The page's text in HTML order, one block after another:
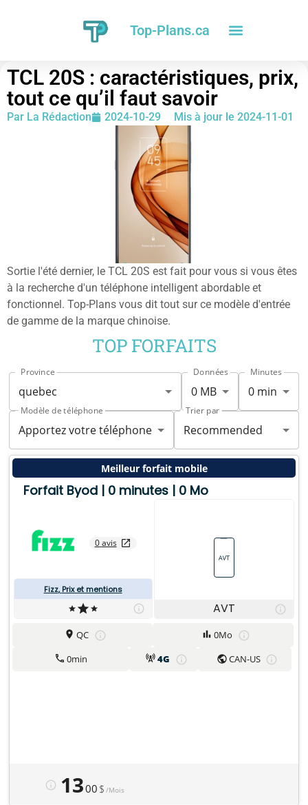
Top-Plans.ca
TCL 20S : caractéristiques, prix,
tout ce qu’il faut savoir
Par La Rédaction 2024-10-29 Mis à jour le 2024-11-01
Sortie l'été dernier, le TCL 20S est fait pour vous si vous êtes
à la recherche d'un téléphone intelligent abordable et
fonctionnel. Top-Plans vous dit tout sur ce modèle d'entrée
de gamme de la marque chinoise.
TOP FORFAITS